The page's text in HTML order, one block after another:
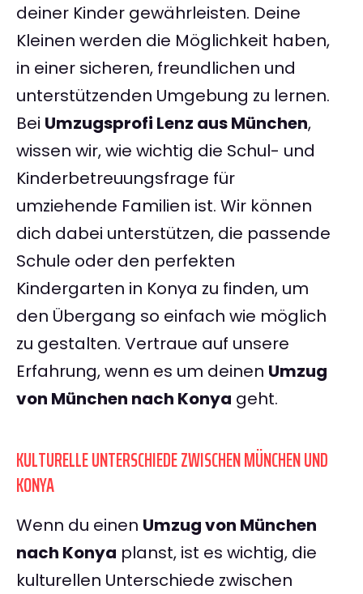
deiner Kinder gewährleisten. Deine
Kleinen werden die Möglichkeit haben,
in einer sicheren, freundlichen und
unterstützenden Umgebung zu lernen.
Bei Umzugsprofi Lenz aus München,
wissen wir, wie wichtig die Schul- und
Kinderbetreuungsfrage für
umziehende Familien ist. Wir können
dich dabei unterstützen, die passende
Schule oder den perfekten
Kindergarten in Konya zu finden, um
den Übergang so einfach wie möglich
zu gestalten. Vertraue auf unsere
Erfahrung, wenn es um deinen Umzug
von München nach Konya geht.
KULTURELLE UNTERSCHIEDE ZWISCHEN MÜNCHEN UND
KONYA
Wenn du einen Umzug von München
nach Konya planst, ist es wichtig, die
kulturellen Unterschiede zwischen